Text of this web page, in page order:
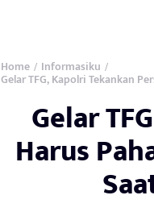
Home / Informasiku /
Gelar TFG, Kapolri Tekankan
Gelar
Harus